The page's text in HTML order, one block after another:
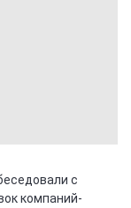
с
компаний-